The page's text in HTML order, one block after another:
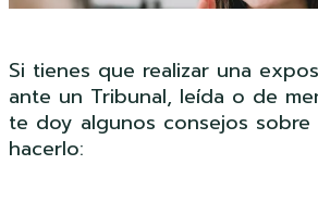
Si tienes que realizar una
ante un Tribunal, leída o de
te doy algunos consejos sobre
hacerlo: